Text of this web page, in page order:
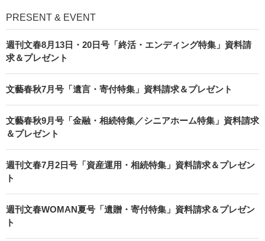
PRESENT & EVENT
週刊文春8月13日・20日号「終活・エンディング特集」資料請
求＆プレゼント
文藝春秋7月号「遺言・寄付特集」資料請求＆プレゼント
文藝春秋9月号「金融・相続特集／シニアホーム特集」資料請求
＆プレゼント
週刊文春7月2日号「資産運用・相続特集」資料請求＆プレゼン
ト
週刊文春WOMAN夏号「遺贈・寄付特集」資料請求＆プレゼン
ト